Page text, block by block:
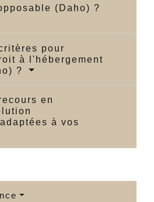
(Daho) ?
pour
à l'hébergement
?
en
à vos